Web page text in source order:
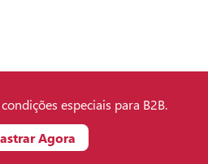
especiais para B2B.
Agora